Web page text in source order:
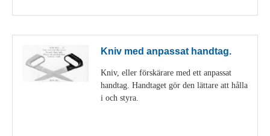
Kniv med anpassat handtag.
Kniv, eller förskärare med ett anpassat
handtag. Handtaget gör den lättare att hålla
i och styra.